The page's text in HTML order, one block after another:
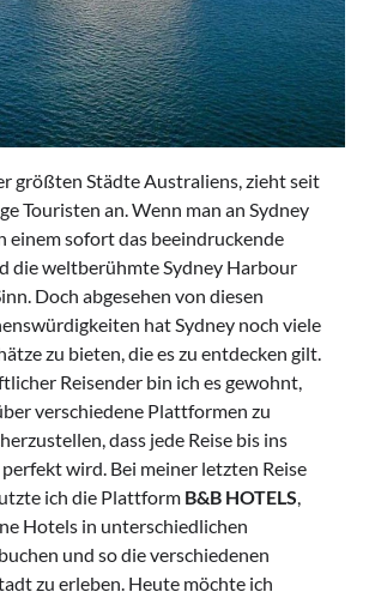
größten Städte Australiens, zieht seit
Touristen an. Wenn man an Sydney
einem sofort das beeindruckende
die weltberühmte Sydney Harbour
Doch abgesehen von diesen
hat Sydney noch viele
zu bieten, die es zu entdecken gilt.
Reisender bin ich es gewohnt,
verschiedene Plattformen zu
dass jede Reise bis ins
wird. Bei meiner letzten Reise
ich die Plattform B&B HOTELS,
Hotels in unterschiedlichen
und so die verschiedenen
zu erleben. Heute möchte ich